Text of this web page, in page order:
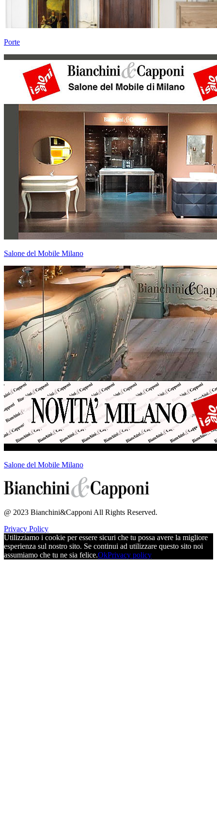
Porte
Salone del Mobile Milano
Salone del Mobile Milano
@ 2023 Bianchini&Capponi All Rights Reserved.
Privacy Policy
Utilizziamo i cookie per essere sicuri che tu possa avere la migliore
esperienza sul nostro sito. Se continui ad utilizzare questo sito noi
assumiamo che tu ne sia felice.OkPrivacy policy